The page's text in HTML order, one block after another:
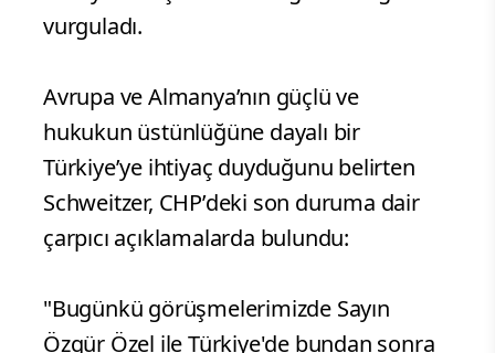
vurguladı.
Avrupa ve Almanya’nın güçlü ve
hukukun üstünlüğüne dayalı bir
Türkiye’ye ihtiyaç duyduğunu belirten
Schweitzer, CHP’deki son duruma dair
çarpıcı açıklamalarda bulundu:
"Bugünkü görüşmelerimizde Sayın
Özgür Özel ile Türkiye'de bundan sonra